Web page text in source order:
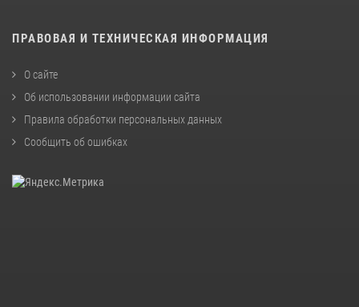
ПРАВОВАЯ И ТЕХНИЧЕСКАЯ ИНФОРМАЦИЯ
О сайте
Об использовании информации сайта
Правила обработки персональных данных
Сообщить об ошибках